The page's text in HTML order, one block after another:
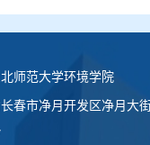
师范大学环境学院
春市净月开发区净月大